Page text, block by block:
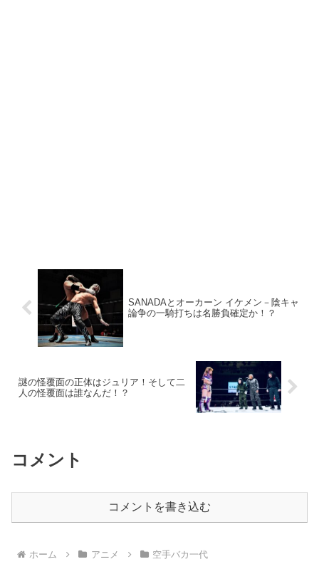
SANADAとオーカーン イケメン－陰キャ
論争の一騎打ちは名勝負確定か！？
謎の怪覆面の正体はジュリア！そして二
人の怪覆面は誰なんだ！？
コメント
コメントを書き込む
ホーム アニメ 空手バカ一代